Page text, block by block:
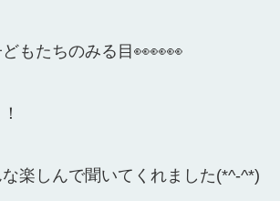
もたちのみる目👀👀👀
楽しんで聞いてくれました(*^-^*)